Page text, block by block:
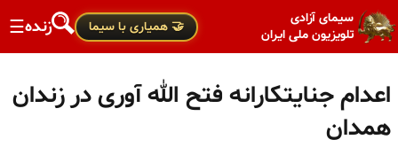
سیمای آزادی
تلویزیون ملی ایران
🤝 همیاری با سیما زنده☰
اعدام جنایتکارانه فتح الله آوری در زندان
همدان